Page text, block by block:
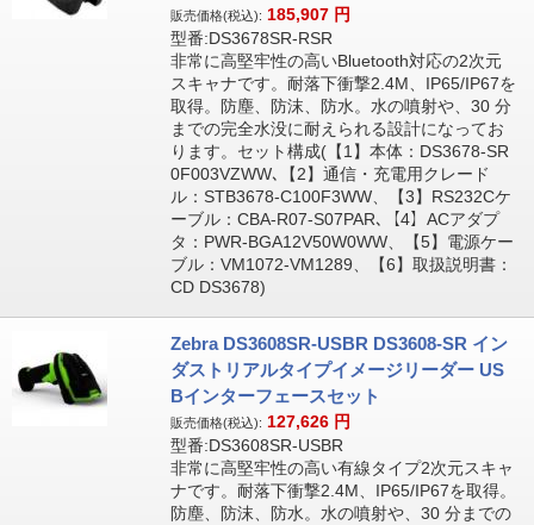
販売価格(税込): 185,907 円
型番:DS3678SR-RSR
非常に高堅牢性の高いBluetooth対応の2次元
スキャナです。耐落下衝撃2.4M、IP65/IP67を
取得。防塵、防沫、防水。水の噴射や、30 分
までの完全水没に耐えられる設計になってお
ります。セット構成(【1】本体：DS3678-SR
0F003VZWW､【2】通信・充電用クレード
ル：STB3678-C100F3WW、【3】RS232Cケ
ーブル：CBA-R07-S07PAR､【4】ACアダプ
タ：PWR-BGA12V50W0WW、【5】電源ケー
ブル：VM1072-VM1289、【6】取扱説明書：
CD DS3678)
Zebra DS3608SR-USBR DS3608-SR イン
ダストリアルタイプイメージリーダー US
Bインターフェースセット
販売価格(税込): 127,626 円
型番:DS3608SR-USBR
非常に高堅牢性の高い有線タイプ2次元スキャ
ナです。耐落下衝撃2.4M、IP65/IP67を取得。
防塵、防沫、防水。水の噴射や、30 分までの